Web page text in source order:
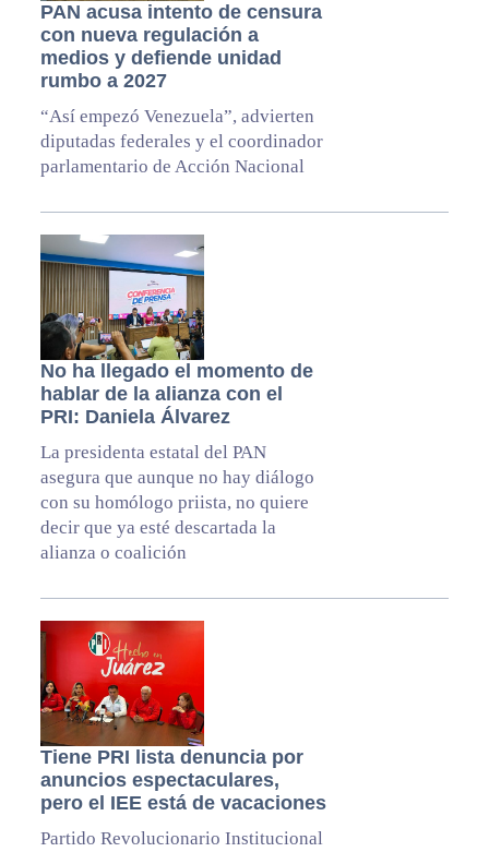
PAN acusa intento de censura
con nueva regulación a
medios y defiende unidad
rumbo a 2027
“Así empezó Venezuela”, advierten
diputadas federales y el coordinador
parlamentario de Acción Nacional
No ha llegado el momento de
hablar de la alianza con el
PRI: Daniela Álvarez
La presidenta estatal del PAN
asegura que aunque no hay diálogo
con su homólogo priista, no quiere
decir que ya esté descartada la
alianza o coalición
Tiene PRI lista denuncia por
anuncios espectaculares,
pero el IEE está de vacaciones
Partido Revolucionario Institucional